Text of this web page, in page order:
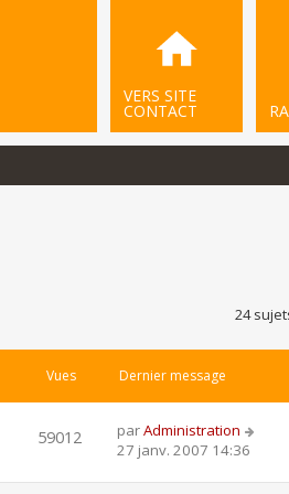
VERS SITE
CONTACT
24
Vues Dernier message
59012 parAdministration
27 janv. 2007 14:36